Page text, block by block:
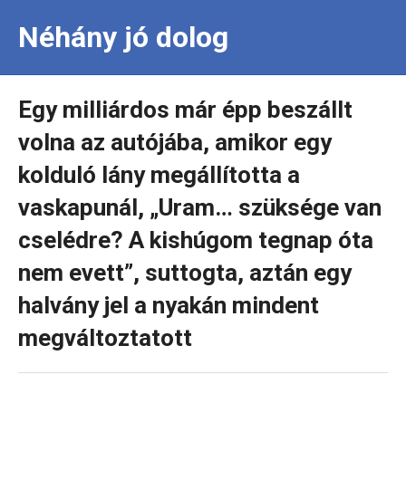
Néhány jó dolog
Egy milliárdos már épp beszállt
volna az autójába, amikor egy
kolduló lány megállította a
vaskapunál, „Uram… szüksége van
cselédre? A kishúgom tegnap óta
nem evett”, suttogta, aztán egy
halvány jel a nyakán mindent
megváltoztatott